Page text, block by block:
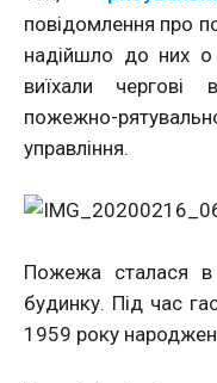
повідомлення про
надійшло до них о
виїхали чергові
пожежно-
управління.
Пожежа сталася в
будинку. Під час
1959 року